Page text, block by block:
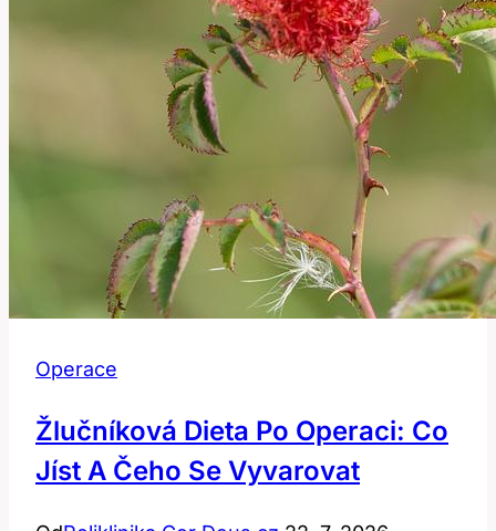
Operace
Žlučníková Dieta Po Operaci: Co
Jíst A Čeho Se Vyvarovat